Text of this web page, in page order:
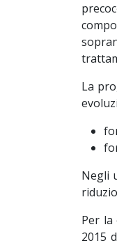
La
Negli
Per
2015